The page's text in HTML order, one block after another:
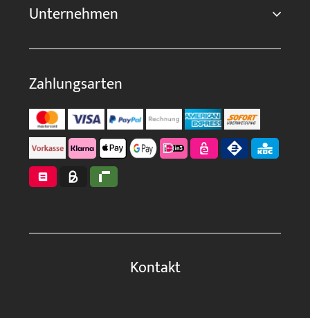
Unternehmen
Zahlungsarten
Kontakt